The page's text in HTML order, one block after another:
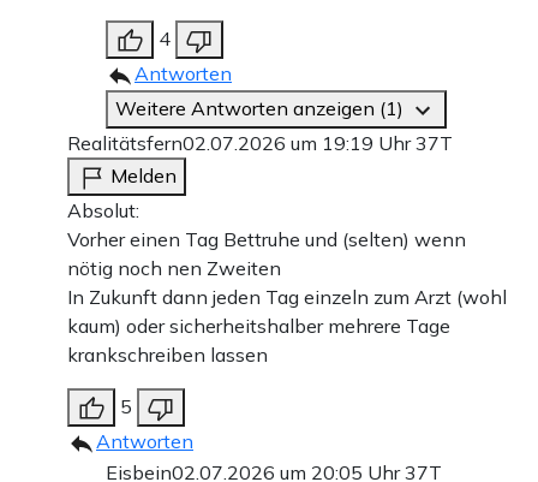
4
Antworten
Weitere Antworten anzeigen (1)
Realitätsfern02.07.2026 um 19:19 Uhr37T
Melden
Absolut:
Vorher einen Tag Bettruhe und (selten) wenn
nötig noch nen Zweiten
In Zukunft dann jeden Tag einzeln zum Arzt (wohl
kaum) oder sicherheitshalber mehrere Tage
krankschreiben lassen
5
Antworten
Eisbein02.07.2026 um 20:05 Uhr37T